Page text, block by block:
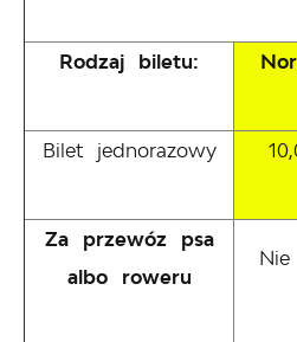
Rodzaj biletu:
Bilet jednorazowy
Za przewóz psa
albo roweru